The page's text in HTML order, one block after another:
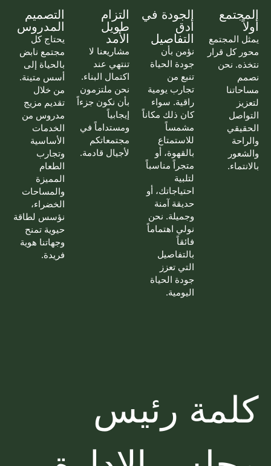
المجتمع
أولاً
يمثل المجتمع
محور كل قرار
نتخذه. نحن
نصمم
مساحاتنا
لتعزيز
التواصل
الحقيقي
والراحة
والشعور
بالانتماء.
الجودة في
أدق
التفاصيل
نؤمن بأن
جودة الحياة
تنبع من
تجارب يومية
راقية. سواء
كان ذلك مكاناً
مشمساً
للاستمتاع
بالقهوة، أو
متجراً مناسباً
لتلبية
احتياجاتك، أو
حديقة آمنة
وجميلة. نحن
نولي اهتماماً
فائقاً
بالتفاصيل
التي تعزز
جودة الحياة
اليومية.
التزام
طويل
الأمد
مشاريعنا لا
تنتهي عند
اكتمال البناء.
نحن ملتزمون
بأن نكون جزءاً
إيجابياً
ومستداماً في
مجتمعاتكم
لأجيال قادمة.
التصميم
المدروس
يحتاج كل
مجتمع نابض
بالحياة إلى
أسس متينة.
من خلال
تقديم مزيج
مدروس من
الخدمات
الأساسية
وتجارب
الطعام
المميزة
والمساحات
الخضراء،
نؤسس لطاقة
حيوية تمنح
وجهاتنا هوية
فريدة.
كلمة رئيس